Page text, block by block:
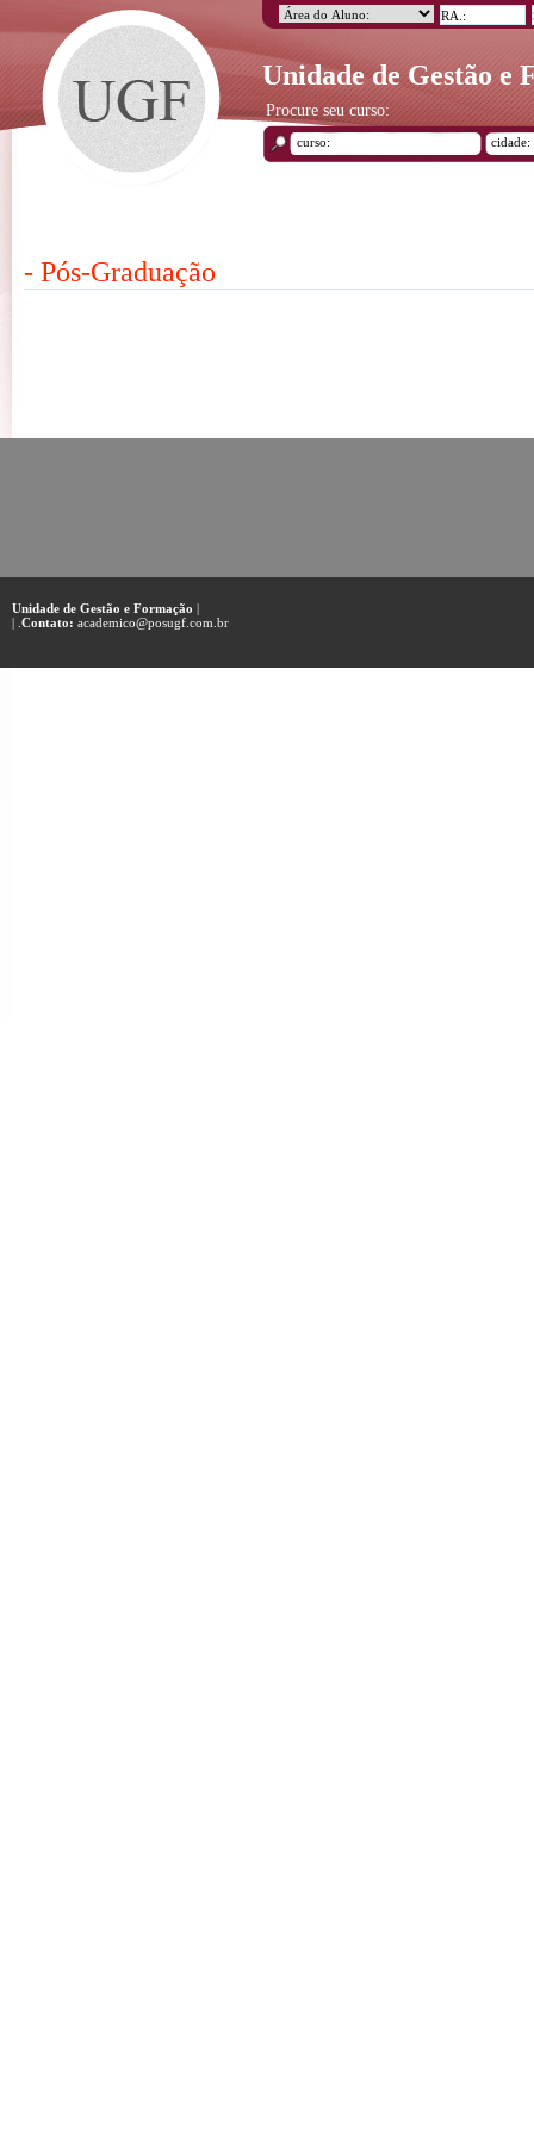
Unidade de Gestão e
Procure seu curso:
- Pós-Graduação
Unidade de Gestão e Formação |
| . Contato: academico@posugf.com.br